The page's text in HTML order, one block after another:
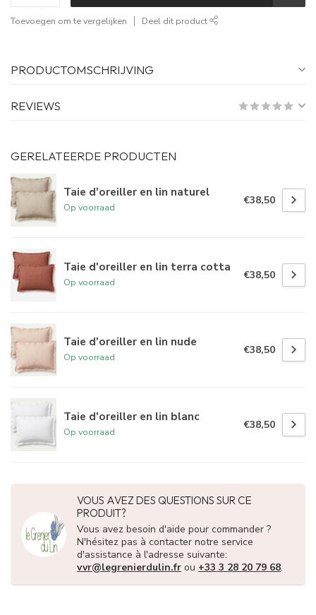
Toevoegen om te vergelijken Deel dit product
PRODUCTOMSCHRIJVING
REVIEWS
GERELATEERDE PRODUCTEN
Taie d'oreiller en lin naturel
Op voorraad
€38,50
Taie d'oreiller en lin terra cotta
Op voorraad
€38,50
Taie d'oreiller en lin nude
Op voorraad
€38,50
Taie d'oreiller en lin blanc
Op voorraad
€38,50
VOUS AVEZ DES QUESTIONS SUR CE
PRODUIT?
Vous avez besoin d'aide pour commander ?
N'hésitez pas à contacter notre service
d'assistance à l'adresse suivante:
vvr@legrenierdulin.fr ou +33 3 28 20 79 68.